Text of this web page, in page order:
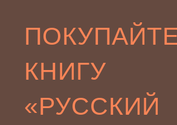
КНИГУ
«РУССКИЙ